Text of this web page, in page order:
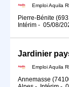
Emploi Aquila
Pierre-Bénite
Intérim - 05/08/
Jardinier
Emploi Aquila
Annemasse